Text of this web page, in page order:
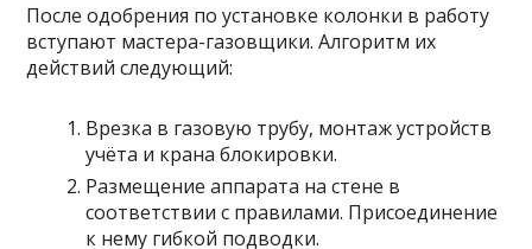
После одобрения по установке колонки в работу
вступают мастера-газовщики. Алгоритм их
действий следующий:
Врезка в газовую трубу, монтаж устройств
учёта и крана блокировки.
Размещение аппарата на стене в
соответствии с правилами. Присоединение
к нему гибкой подводки.